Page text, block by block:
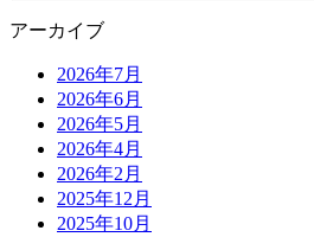
アーカイブ
2026年7月
2026年6月
2026年5月
2026年4月
2026年2月
2025年12月
2025年10月